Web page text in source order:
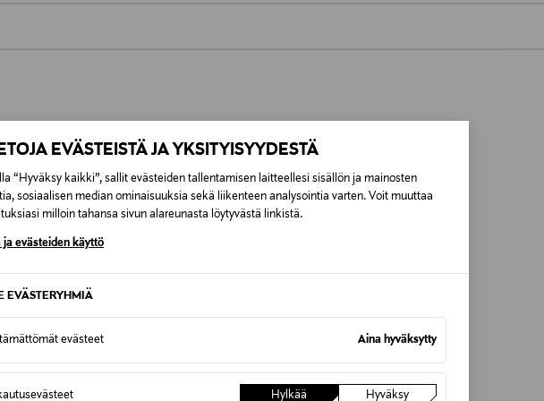
EVÄSTEISTÄ JA YKSITYISYYDESTÄ
“Hyväksy kaikki”, sallit evästeiden tallentamisen laitteellesi sisällön ja mainosten
sosiaalisen median ominaisuuksia sekä liikenteen analysointia varten. Voit muuttaa
milloin tahansa sivun alareunasta löytyvästä linkistä.
ja evästeiden käyttö
EVÄSTERYHMIÄ
evästeet Aina hyväksytty
Hylkää Hyväksy
7,90 €–50,00 € kuljetusyhtiöstä ja tuotteen koosta riippuen
Alk. 6,90 €, kun toimitus on saatavilla valittuun osoitteeseen.
ilmoittaa palautuksesta etukäteen.
NÄISTÄ